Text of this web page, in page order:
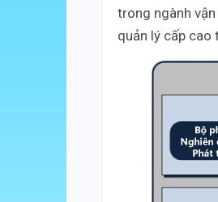
trong ngành
quản lý cấp